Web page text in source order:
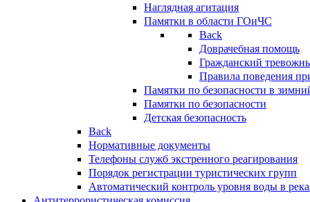
Наглядная агитация
Памятки в области ГОиЧС
Back
Доврачебная помощь
Гражданский
Правила поведения
Памятки по безопасности в
Памятки по безопасности
Детская безопасность
Back
Нормативные документы
Телефоны служб экстренного реагирования
Порядок регистрации туристических групп
Автоматический контроль уровня воды в